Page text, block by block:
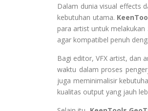
Dalam dunia visual effects
kebutuhan utama.
para artist untuk
agar kompatibel penuh
Bagi editor, VFX artist, dan
waktu dalam proses
juga meminimalisir
kualitas output yang jauh